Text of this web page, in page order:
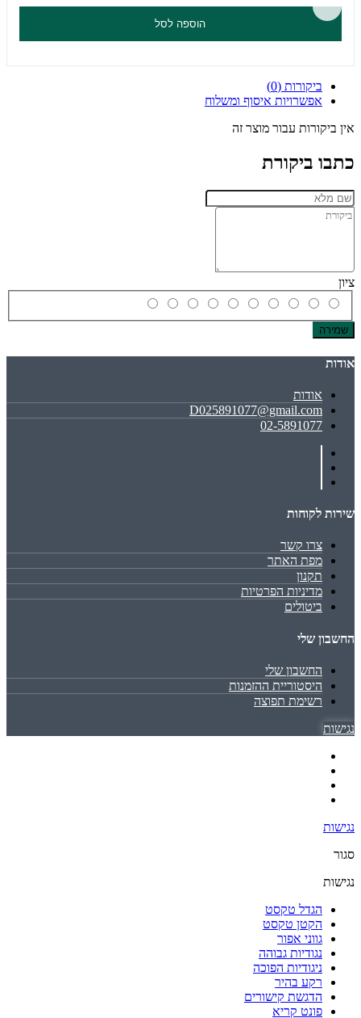
הוספה לסל
ביקורות (0)
אפשרויות איסוף ומשלוח
אין ביקורות עבור מוצר זה
כתבו ביקורת
ציון
שמירה
אודות
אודות
D025891077@gmail.com
02-5891077
שירות לקוחות
צרו קשר
מפת האתר
תקנון
מדיניות הפרטיות
ביטולים
החשבון שלי
החשבון שלי
היסטוריית ההזמנות
רשימת תפוצה
נגישות
נגישות
סגור
נגישות
הגדל טקסט
הקטן טקסט
גווני אפור
נגודיות גבוהה
ניגודיות הפוכה
רקע בהיר
הדגשת קישורים
פונט קריא